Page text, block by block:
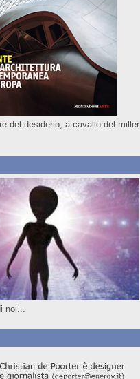
del desiderio, a cavallo del
noi...